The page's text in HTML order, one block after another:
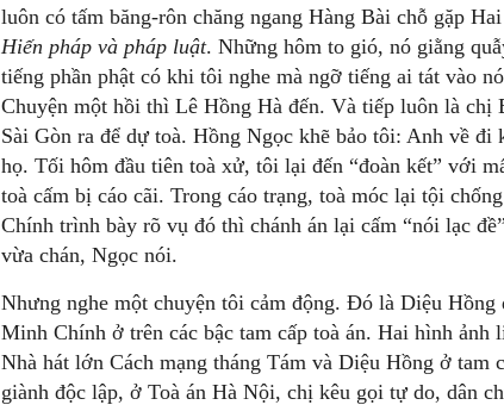
luôn có tấm băng-rôn chăng ngang Hàng Bài chỗ gặp
Hiến pháp và pháp luật. Những hôm to gió, nó giằng
tiếng phần phật có khi tôi nghe mà ngỡ tiếng ai tát vào
Chuyện một hồi thì Lê Hồng Hà đến. Và tiếp luôn là
Sài Gòn ra để dự toà. Hồng Ngọc khẽ bảo tôi: Anh về đi
họ. Tối hôm đầu tiên toà xử, tôi lại đến “đoàn kết” với
toà cấm bị cáo cãi. Trong cáo trạng, toà móc lại tội
Chính trình bày rõ vụ đó thì chánh án lại cấm “nói lạc
vừa chán, Ngọc nói.
Nhưng nghe một chuyện tôi cảm động. Đó là Diệu Hồng
Minh Chính ở trên các bậc tam cấp toà án. Hai hình
Nhà hát lớn Cách mạng tháng Tám và Diệu Hồng ở tam
giành độc lập, ở Toà án Hà Nội, chị kêu gọi tự do, dân